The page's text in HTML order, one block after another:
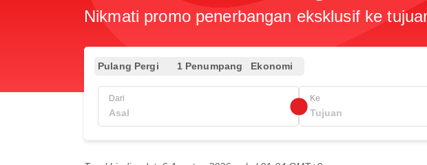
Nikmati promo penerbangan eksklusif ke
Pulang Pergi 1 Penumpang Ekonomi
Dari Ke